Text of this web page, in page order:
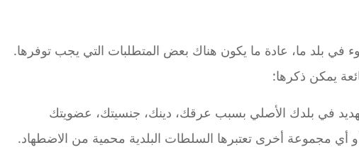
في بلد ما، عادة ما يكون هناك بعض المتطلبات التي يجب توفرها.
يمكن ذكرها:
في بلدك الأصلي بسبب عرقك، دينك، جنسيتك، عضويتك
أو أي مجموعة أخرى تعتبرها السلطات البلدية محمية من الاضطهاد.